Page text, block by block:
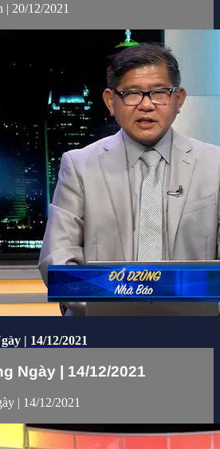
20/12/2021
| 14/12/2021
Ngày | 14/12/2021
| 14/12/2021